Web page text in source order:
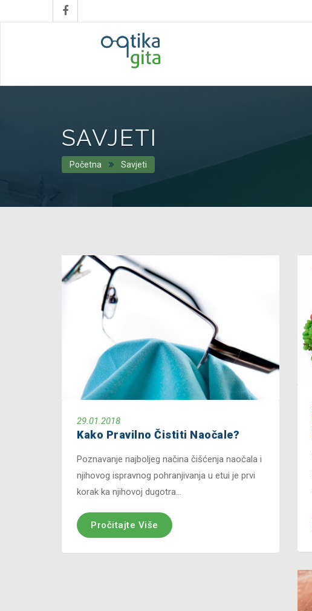
SAVJETI
Početna Savjeti
29.01.2018
Kako Pravilno Čistiti Naočale?
Poznavanje najboljeg načina čišćenja naočala i
njihovog ispravnog pohranjivanja u etui je prvi
korak ka njihovoj dugotra...
Pročitajte Više